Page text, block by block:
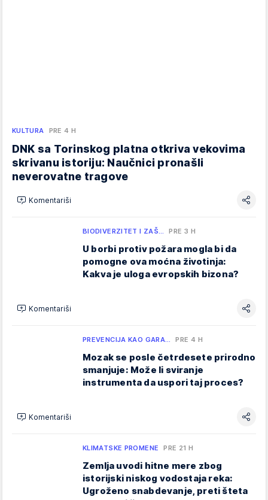
KULTURA PRE 4 H
DNK sa Torinskog platna otkriva vekovima
skrivanu istoriju: Naučnici pronašli
neverovatne tragove
Komentariši
BIODIVERZITET I ZAŠ… PRE 3 H
U borbi protiv požara mogla bi da
pomogne ova moćna životinja:
Kakva je uloga evropskih bizona?
Komentariši
PREVENCIJA KAO GARA… PRE 4 H
Mozak se posle četrdesete prirodno
smanjuje: Može li sviranje
instrumenta da uspori taj proces?
Komentariši
KLIMATSKE PROMENE PRE 21 H
Zemlja uvodi hitne mere zbog
istorijski niskog vodostaja reka:
Ugroženo snabdevanje, preti šteta